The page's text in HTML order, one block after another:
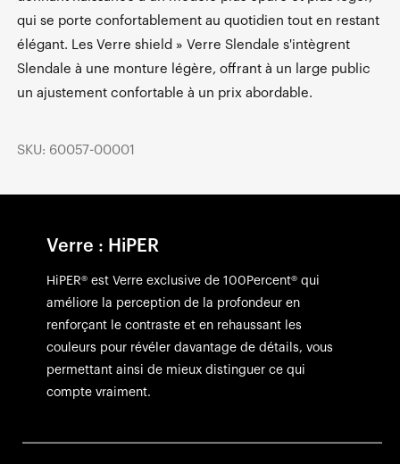
qui se porte confortablement au quotidien tout en restant
élégant. Les Verre shield » Verre Slendale s'intègrent
Slendale à une monture légère, offrant à un large public
un ajustement confortable à un prix abordable.
SKU: 60057-00001
Verre : HiPER
HiPER® est Verre exclusive de 100Percent® qui
améliore la perception de la profondeur en
renforçant le contraste et en rehaussant les
couleurs pour révéler davantage de détails, vous
permettant ainsi de mieux distinguer ce qui
compte vraiment.